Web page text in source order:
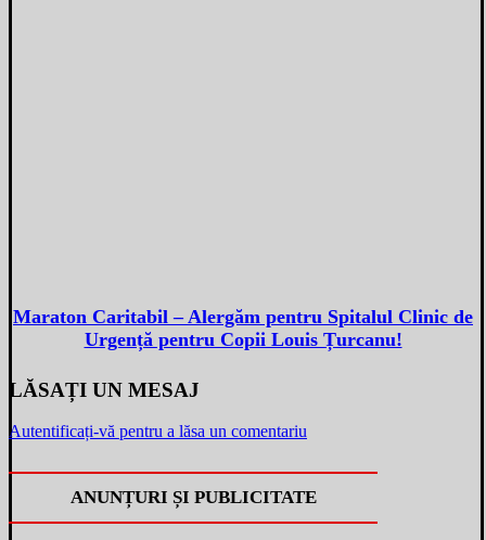
Maraton Caritabil – Alergăm pentru Spitalul Clinic de
Urgență pentru Copii Louis Țurcanu!
LĂSAȚI UN MESAJ
Autentificați-vă pentru a lăsa un comentariu
ANUNȚURI ȘI PUBLICITATE